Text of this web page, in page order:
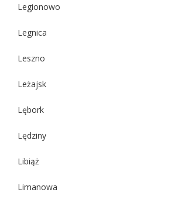
Legionowo
Legnica
Leszno
Leżajsk
Lębork
Lędziny
Libiąż
Limanowa